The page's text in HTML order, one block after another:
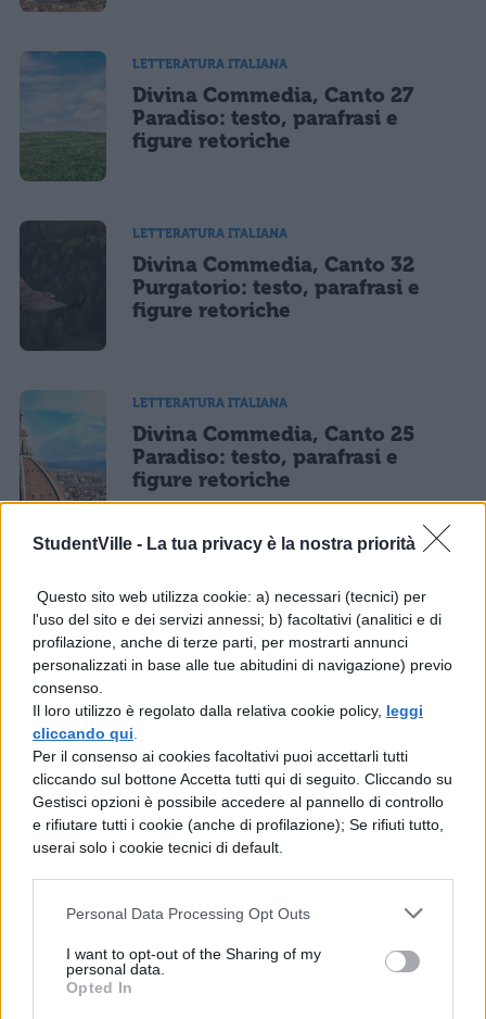
StudentVille - La tua privacy è la nostra priorità
Questo sito web utilizza cookie: a) necessari (tecnici) per
l'uso del sito e dei servizi annessi; b) facoltativi (analitici e di
profilazione, anche di terze parti, per mostrarti annunci
personalizzati in base alle tue abitudini di navigazione) previo
consenso.
Il loro utilizzo è regolato dalla relativa cookie policy, leggi
cliccando qui
Per il consenso ai cookies facoltativi puoi accettarli tutti
cliccando sul bottone Accetta tutti qui di seguito. Cliccando su
Gestisci opzioni è possibile accedere al pannello di controllo
e rifiutare tutti i cookie (anche di profilazione); Se rifiuti tutto,
userai solo i cookie tecnici di default.
Personal Data Processing Opt Outs
I want to opt-out of the Sharing of my
personal data.
Opted In
LETTERATURA ITALIANA
Divina Commedia, Canto 27
Paradiso: testo, parafrasi e
figure retoriche
LETTERATURA ITALIANA
Divina Commedia, Canto 32
Purgatorio: testo, parafrasi e
figure retoriche
LETTERATURA ITALIANA
Divina Commedia, Canto 25
Paradiso: testo, parafrasi e
figure retoriche
Divina Commedia, Canto 28
Paradiso: testo, parafrasi e
figure retoriche
LETTERATURA ITALIANA
Divina Commedia, Canto 18
Paradiso: testo, parafrasi e
figure retoriche
LETTERATURA ITALIANA
Divina Commedia, Canto 30
Paradiso: testo, parafrasi e